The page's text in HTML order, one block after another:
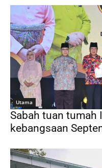
Utama
Sabah tuan tumah
kebangsaan